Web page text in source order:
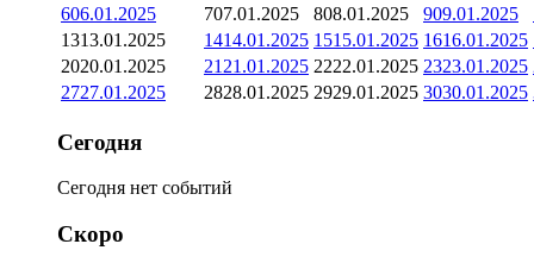
606.01.2025 707.01.2025 808.01.2025 909.01.2025
1313.01.2025 1414.01.2025 1515.01.2025 1616.01.2025
2020.01.2025 21 21.01.2025 2222.01.2025 2323.01.2025
2727.01.2025 2828.01.2025 2929.01.2025 3030.01.2025
Сегодня
Сегодня нет событий
Скоро